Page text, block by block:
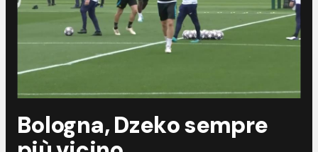
Bologna, Dzeko sempre